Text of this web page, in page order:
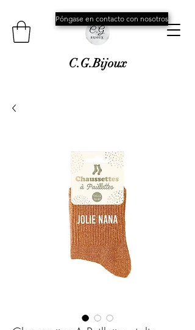
C.G.Bijoux
Póngase en contacto con nosotros